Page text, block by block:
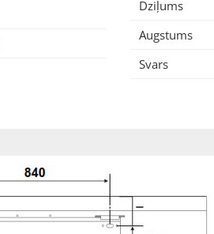
Dziļums
Augstums
Svars